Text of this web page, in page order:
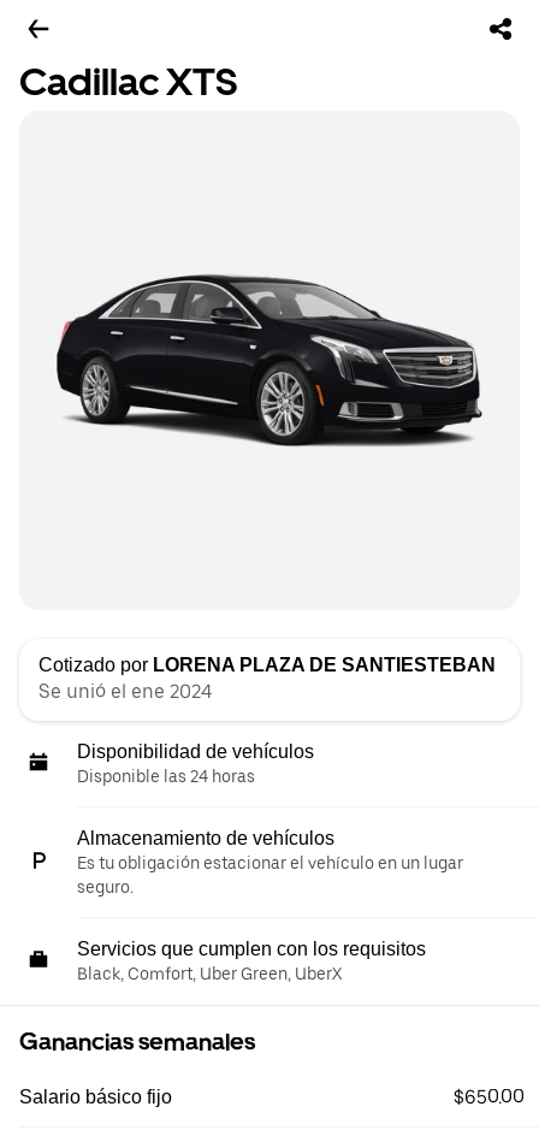
Cadillac XTS
Cotizado por LORENA PLAZA DE SANTIESTEBAN
Se unió el ene 2024
Disponibilidad de vehículos
Disponible las 24 horas
Almacenamiento de vehículos
Es tu obligación estacionar el vehículo en un lugar
seguro.
Servicios que cumplen con los requisitos
Black, Comfort, Uber Green, UberX
Ganancias semanales
Salario básico fijo $650.00